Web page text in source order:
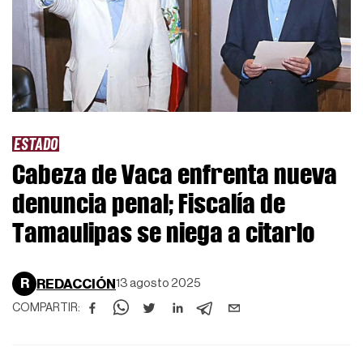
ESTADO
Cabeza de Vaca enfrenta nueva
denuncia penal; Fiscalía de
Tamaulipas se niega a citarlo
R REDACCIÓN 13 agosto 2025
COMPARTIR: